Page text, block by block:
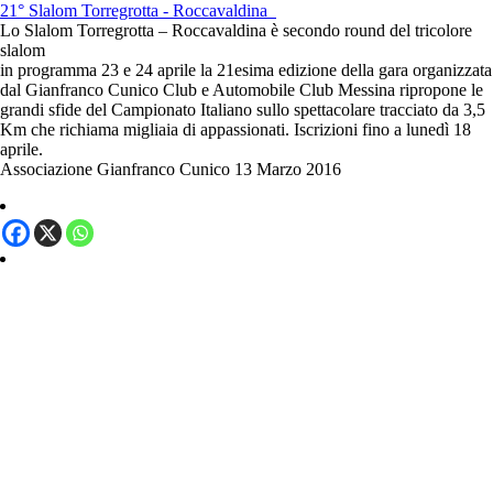
21° Slalom Torregrotta - Roccavaldina
Lo Slalom Torregrotta – Roccavaldina è secondo round del tricolore
slalom
in programma 23 e 24 aprile la 21esima edizione della gara organizzata
dal Gianfranco Cunico Club e Automobile Club Messina ripropone le
grandi sfide del Campionato Italiano sullo spettacolare tracciato da 3,5
Km che richiama migliaia di appassionati. Iscrizioni fino a lunedì 18
aprile.
Associazione Gianfranco Cunico 13 Marzo 2016